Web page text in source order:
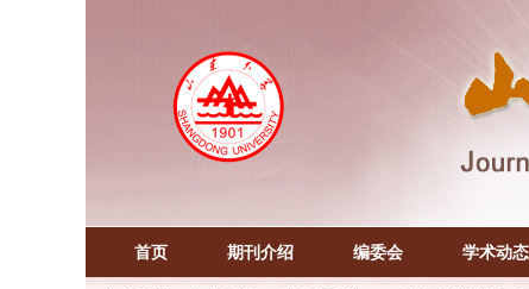
首页 期刊介绍 编委会 学术动态